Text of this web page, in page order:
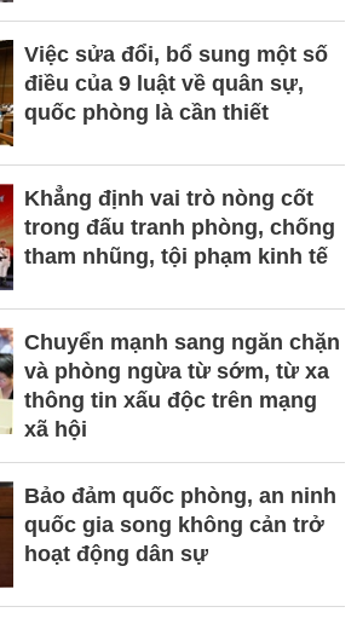
Việc sửa đổi, bổ sung một số
điều của 9 luật về quân sự,
quốc phòng là cần thiết
Khẳng định vai trò nòng cốt
trong đấu tranh phòng, chống
tham nhũng, tội phạm kinh tế
Chuyển mạnh sang ngăn chặn
và phòng ngừa từ sớm, từ xa
thông tin xấu độc trên mạng
xã hội
Bảo đảm quốc phòng, an ninh
quốc gia song không cản trở
hoạt động dân sự